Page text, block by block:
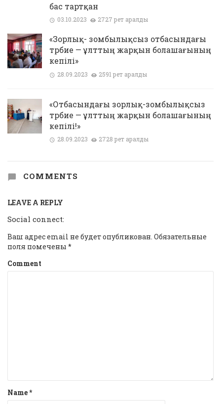
бас тартқан
03.10.2023 2727 рет қаралды
«Зорлық- зомбылықсыз отбасындағы
тәрбие — ұлттың жарқын болашағының
кепілі»
28.09.2023 2591 рет қаралды
«Отбасындағы зорлық-зомбылықсыз
тәрбие — ұлттың жарқын болашағының
кепілі!»
28.09.2023 2728 рет қаралды
COMMENTS
LEAVE A REPLY
Social connect:
Ваш адрес email не будет опубликован. Обязательные
поля помечены *
Comment
Name*